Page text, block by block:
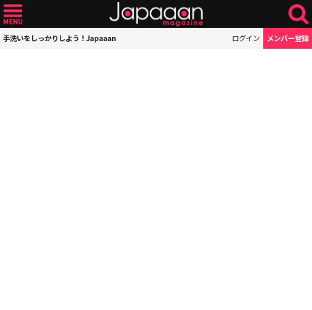
手洗いをしっかりしよう！Japaaan ログイン メンバー登録